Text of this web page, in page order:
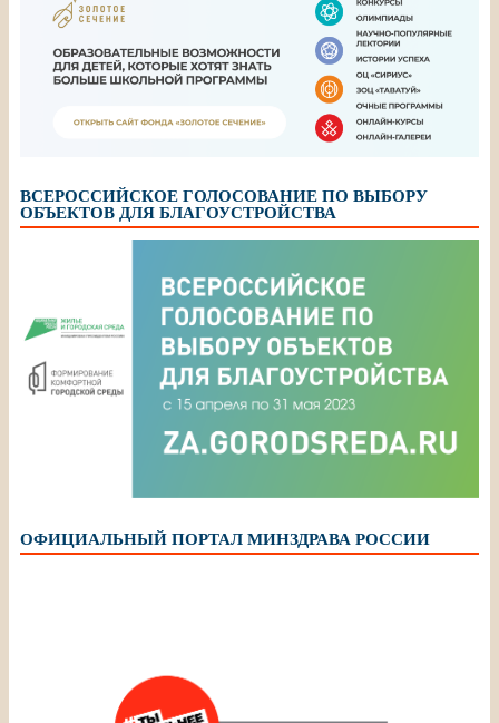
ВСЕРОССИЙСКОЕ ГОЛОСОВАНИЕ ПО ВЫБОРУ
ОБЪЕКТОВ ДЛЯ БЛАГОУСТРОЙСТВА
ОФИЦИАЛЬНЫЙ ПОРТАЛ МИНЗДРАВА РОССИИ